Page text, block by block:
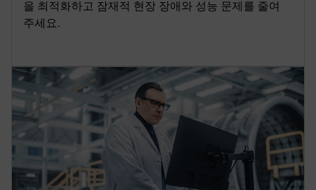
을 최적화하고 잠재적 현장 장애와 성능 문제를 줄여
주세요.